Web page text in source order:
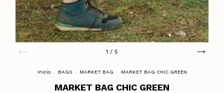
1 / 5
Inicio BAGS MARKET BAG MARKET BAG CHIC GREEN
MARKET BAG CHIC GREEN